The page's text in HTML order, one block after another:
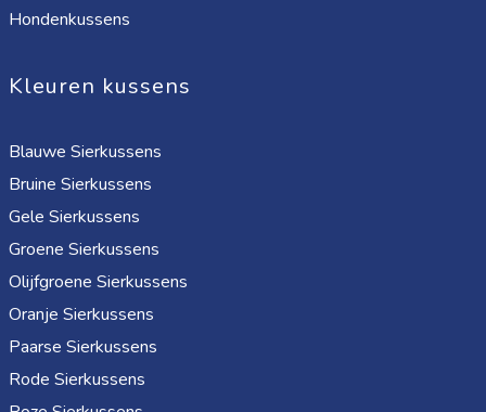
Hondenkussens
Kleuren kussens
Blauwe Sierkussens
Bruine Sierkussens
Gele Sierkussens
Groene Sierkussens
Olijfgroene Sierkussens
Oranje Sierkussens
Paarse Sierkussens
Rode Sierkussens